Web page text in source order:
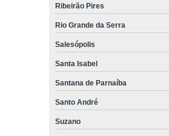
Ribeirão Pires
Rio Grande da Serra
Salesópolis
Santa Isabel
Santana de Parnaíba
Santo André
Suzano